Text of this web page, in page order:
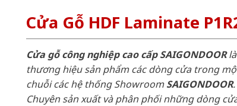
Cửa Gỗ HDF Laminate
Cửa gỗ công nghiệp cao cấp SAIGONDOORlà
thương hiệu sản phẩm các dòng cửa trong
chuỗi các hệ thống ShowroomSAIGONDOOR.
Chuyên sản xuất và phân phối những dòng